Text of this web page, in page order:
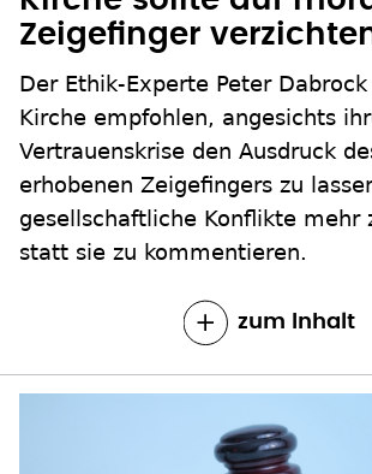
Zeigefinger
Der Ethik-Experte Peter
Kirche empfohlen, angesichts
Vertrauenskrise den Ausdruck
erhobenen Zeigefingers zu
gesellschaftliche Konflikte mehr
statt sie zu kommentieren.
zum Inhalt